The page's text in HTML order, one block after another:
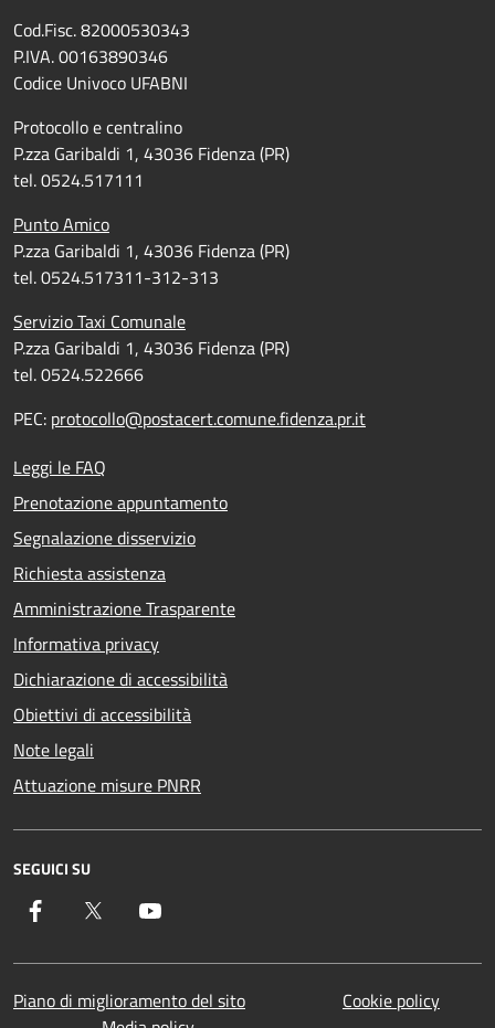
Cod.Fisc. 82000530343
P.IVA. 00163890346
Codice Univoco UFABNI
Protocollo e centralino
P.zza Garibaldi 1, 43036 Fidenza (PR)
tel. 0524.517111
Punto Amico
P.zza Garibaldi 1, 43036 Fidenza (PR)
tel. 0524.517311-312-313
Servizio Taxi Comunale
P.zza Garibaldi 1, 43036 Fidenza (PR)
tel. 0524.522666
PEC: protocollo@postacert.comune.fidenza.pr.it
Leggi le FAQ
Prenotazione appuntamento
Segnalazione disservizio
Richiesta assistenza
Amministrazione Trasparente
Informativa privacy
Dichiarazione di accessibilità
Obiettivi di accessibilità
Note legali
Attuazione misure PNRR
SEGUICI SU
Facebook Twitter
Piano di miglioramento del sito
Cookie policy